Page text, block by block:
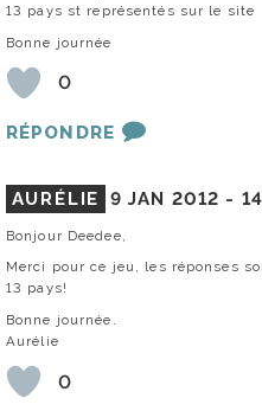
13 pays st représentés sur le site
Bonne journée
0
RÉPONDRE
AURÉLIE 9 JAN 2012 -
Bonjour Deedee,
Merci pour ce jeu, les réponses
13 pays!
Bonne journée.
Aurélie
0